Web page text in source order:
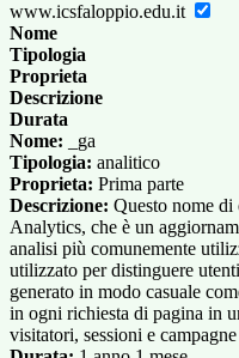
www.icsfaloppio.edu.it
Nome
Tipologia
Proprieta
Descrizione
Durata
Nome: _ga
Tipologia: analitico
Proprieta: Prima parte
Descrizione: Questo nome di
Analytics, che è un
analisi più comunemente
utilizzato per distinguere
generato in modo casuale
in ogni richiesta di pagina in
visitatori, sessioni e